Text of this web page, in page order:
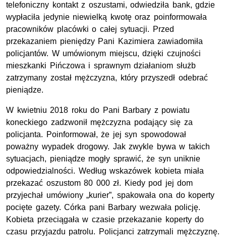
telefoniczny kontakt z oszustami, odwiedziła bank, gdzie
wypłaciła jedynie niewielką kwotę oraz poinformowała
pracowników placówki o całej sytuacji. Przed
przekazaniem pieniędzy Pani Kazimiera zawiadomiła
policjantów. W umówionym miejscu, dzięki czujności
mieszkanki Pińczowa i sprawnym działaniom służb
zatrzymany został mężczyzna, który przyszedł odebrać
pieniądze.
W kwietniu 2018 roku do Pani Barbary z powiatu
koneckiego zadzwonił mężczyzna podający się za
policjanta. Poinformował, że jej syn spowodował
poważny wypadek drogowy. Jak zwykle bywa w takich
sytuacjach, pieniądze mogły sprawić, że syn uniknie
odpowiedzialności. Według wskazówek kobieta miała
przekazać oszustom 80 000 zł. Kiedy pod jej dom
przyjechał umówiony „kurier”, spakowała ona do koperty
pocięte gazety. Córka pani Barbary wezwała policję.
Kobieta przeciągała w czasie przekazanie koperty do
czasu przyjazdu patrolu. Policjanci zatrzymali mężczyznę.